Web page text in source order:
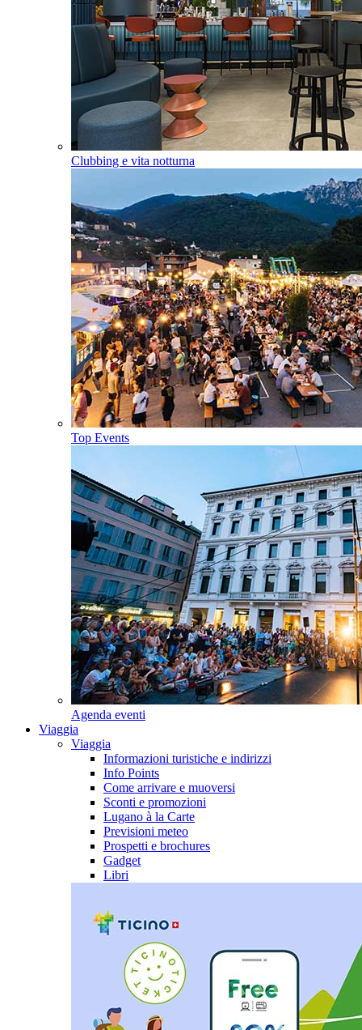
Clubbing e vita notturna
Top Events
Agenda eventi
Viaggia
Viaggia
Informazioni turistiche e indirizzi
Info Points
Come arrivare e muoversi
Sconti e promozioni
Lugano à la Carte
Previsioni meteo
Prospetti e brochures
Gadget
Libri